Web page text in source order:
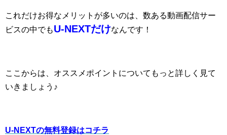
これだけお得なメリットが多いのは、数ある動画配信サー
ビスの中でもU-NEXTだけなんです！
ここからは、オススメポイントについてもっと詳しく見て
いきましょう♪
U-NEXTの無料登録はコチラ